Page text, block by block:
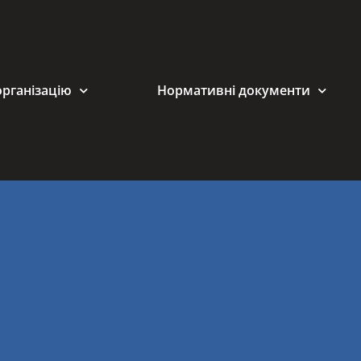
Нормативні документи